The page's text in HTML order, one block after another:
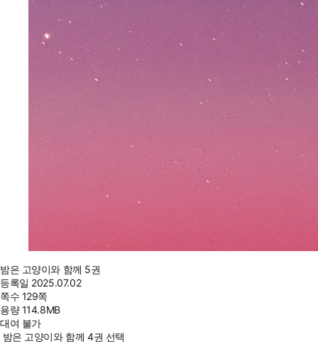
밤은 고양이와 함께 5권
등록일 2025.07.02
쪽수 129쪽
용량114.8MB
대여 불가
밤은 고양이와 함께 4권 선택